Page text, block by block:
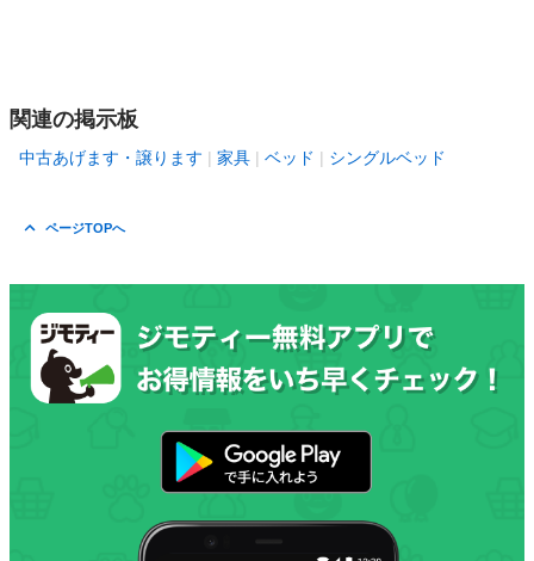
関連の掲示板
中古あげます・譲ります 家具 ベッド シングルベッド
ページTOPへ